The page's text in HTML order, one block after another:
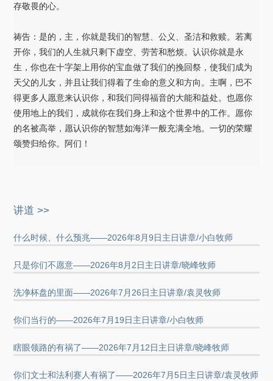
存敬畏的心。
祷告：是的，主，你就是我们的智慧、公义、圣洁和救赎。若离
开你，我们的人生就只剩下虚空、劳苦和愁烦。认识你就是永
生，你也在十字架上用你的宝血做了我们的挽回祭，使我们成为
天父的儿女，并且让我们得着了生命的意义和方向。主啊，巴不
得更多人愿意来认识你，和我们同得福音的大能和益处。也愿你
使用地上的我们，成就你在我们身上和这个世界中的工作。愿你
的名被高举，愿认识你的智慧如海洋一般充满全地。一切的荣耀
颂赞归给你。阿们！
讲道 >>
什么时候、什么预兆——2026年8月9日主日讲章/小白牧师
只是你们不愿意——2026年8月2日主日讲章/晓峰牧师
洗净杯盘的里面——2026年7月26日主日讲章/袁灵牧师
你们当行的——2026年7月19日主日讲章/小白牧师
瞎眼领路的有祸了——2026年7月12日主日讲章/晓峰牧师
你们文士和法利赛人有祸了——2026年7月5日主日讲章/袁灵牧师